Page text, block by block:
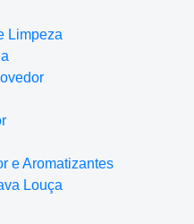
Limpeza
e Aromatizantes
Louça